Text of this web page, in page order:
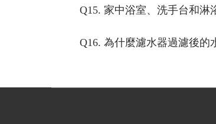
Q15. 家中浴室、洗手台和淋
Q16. 為什麼濾水器過濾後的